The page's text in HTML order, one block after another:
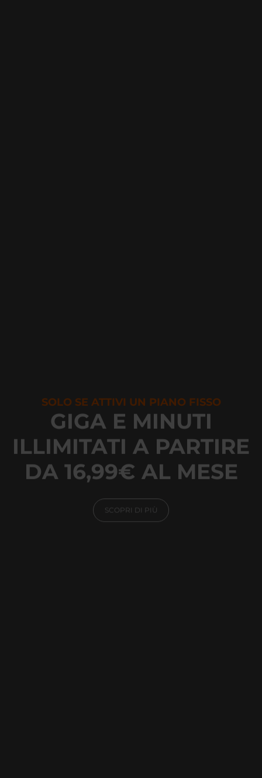
SOLO SE ATTIVI UN PIANO FISSO
GIGA E MINUTI
ILLIMITATI A PARTIRE
DA 16,99€ AL MESE
SCOPRI DI PIÙ